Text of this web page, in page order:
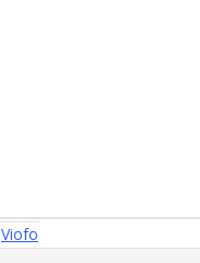
Viofo